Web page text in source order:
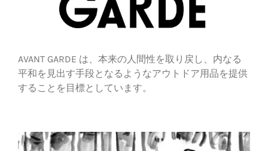
AVANT GARDE は、本来の人間性を取り戻し、内なる
平和を見出す手段となるようなアウトドア用品を提供
することを目標としています。